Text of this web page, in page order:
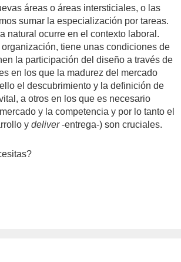
áreas o áreas intersticiales, o las
sumar la especialización por tareas.
natural ocurre en el contexto laboral.
tiene unas condiciones de
la participación del diseño a través de
en los que la madurez del mercado
el descubrimiento y la definición de
a otros en los que es necesario
y la competencia y por lo tanto el
ydeliver-entrega-) son cruciales.